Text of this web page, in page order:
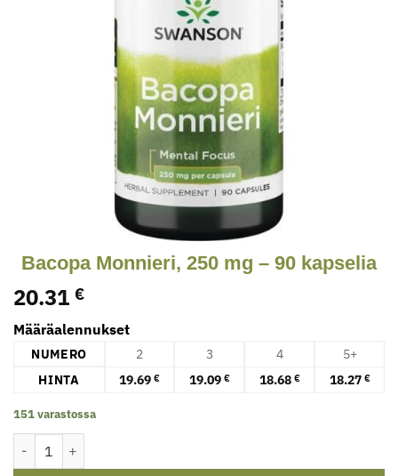
Bacopa Monnieri, 250 mg – 90 kapselia
20.31 €
Määräalennukset
NUMERO 2 3 4
5+
HINTA
19.69 € 19.09 € 18.68 € 18.27 €
151 varastossa
Bacopa Monnieri, 250 mg - 90 kapselia määrä